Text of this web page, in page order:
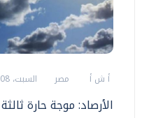
أ ش أ مصر السبت، 08 اغسطس 2026 07:48 م
الأرصاد: موجة حارة